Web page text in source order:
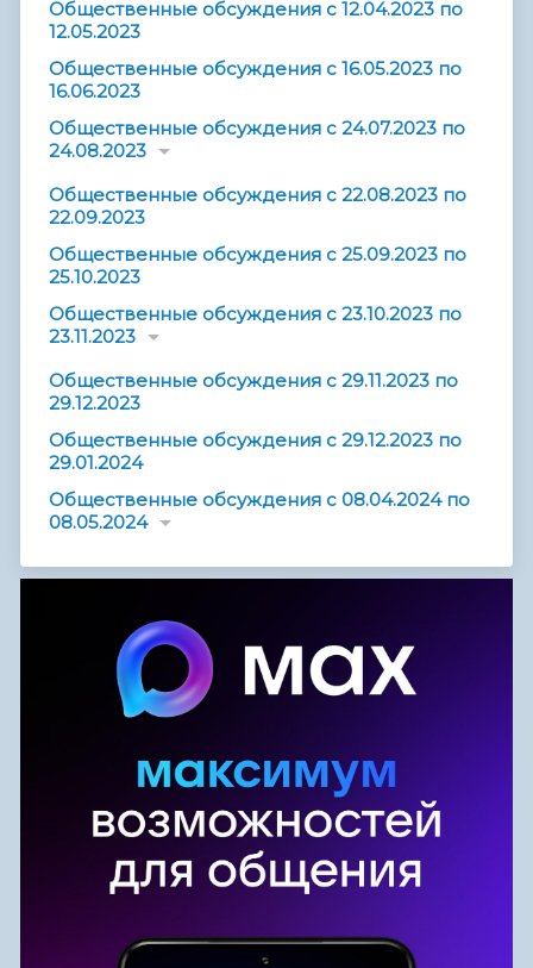
Общественные обсуждения с 12.04.2023 по
12.05.2023
Общественные обсуждения с 16.05.2023 по
16.06.2023
Общественные обсуждения с 24.07.2023 по
24.08.2023
Общественные обсуждения с 22.08.2023 по
22.09.2023
Общественные обсуждения с 25.09.2023 по
25.10.2023
Общественные обсуждения с 23.10.2023 по
23.11.2023
Общественные обсуждения с 29.11.2023 по
29.12.2023
Общественные обсуждения с 29.12.2023 по
29.01.2024
Общественные обсуждения с 08.04.2024 по
08.05.2024